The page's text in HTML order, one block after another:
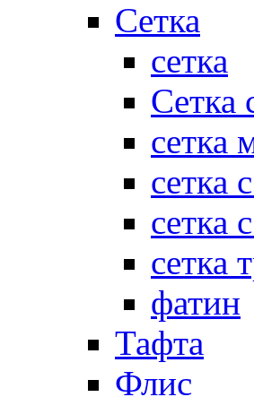
Сетка
сетка
Сетка
сетка
сетка
сетка
сетка
фатин
Тафта
Флис